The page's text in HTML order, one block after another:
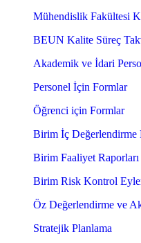
Mühendislik Fakültesi
BEUN Kalite Süreç
Akademik ve İdari
Personel İçin Formlar
Öğrenci için Formlar
Birim İç Değerlendirme
Birim Faaliyet Raporları
Birim Risk Kontrol
Öz Değerlendirme ve
Stratejik Planlama